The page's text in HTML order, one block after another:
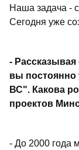
Наша задача -
Сегодня уже
-
вы постоянно
ВС". Какова
проектов
- До 2000 года